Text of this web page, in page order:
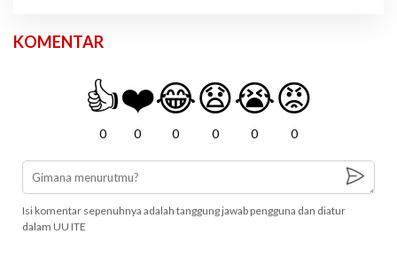
KOMENTAR
👍
0
❤️
0
😂
0
😧
0
😭
0
😡
0
Isi komentar sepenuhnya adalah tanggung jawab pengguna dan diatur
dalam UU ITE